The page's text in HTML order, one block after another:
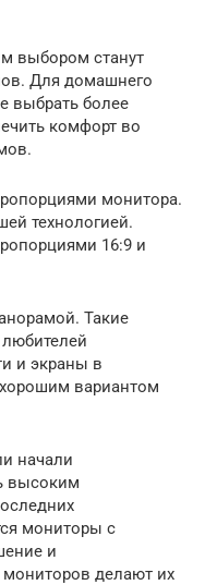
выбором станут
Для домашнего
выбрать более
комфорт во
монитора.
технологией.
16:9 и
Такие
и экраны в
вариантом
начали
высоким
мониторы с
и
делают их